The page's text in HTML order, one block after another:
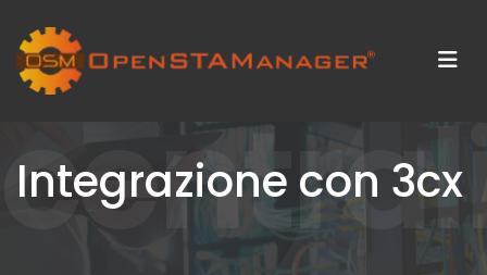
Integrazione con 3cx